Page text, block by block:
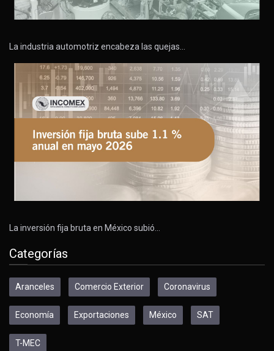
La industria automotriz encabeza las quejas…
La inversión fija bruta en México subió…
Categorías
Aranceles Comercio Exterior Coronavirus
Economía Exportaciones México SAT
T-MEC